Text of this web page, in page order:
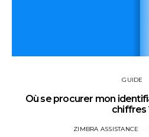
GUIDE
Où se procurer mon
chiffres
ZIMBRA ASSISTANCE